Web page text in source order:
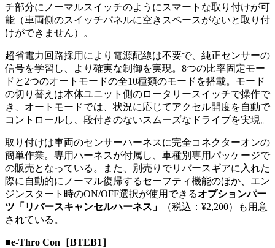
チ部分にノーマルスイッチのようにスマートな取り付けが可
能（車両側のスイッチパネルに空きスペースがないと取り付
けができません）。
超省電力回路採用により電源配線は不要で、純正センサーの
信号を学習し、より確実な制御を実現。8つの比率固定モー
ドと2つのオートモードの全10種類のモードを搭載。モード
の切り替えは本体ユニット側のロータリースイッチで操作で
き、オートモードでは、状況に応じてアクセル開度を自動で
コントロールし、段付きのないスムーズなドライブを実現。
取り付けは車両のセンサーハーネスに完全コネクターオンの
簡単作業。専用ハーネスが付属し、車種別専用パッケージで
の販売となっている。また、別売りでリバースギアに入れた
際に自動的にノーマル復帰するセーフティ機能のほか、エン
ジンスタート時のON/OFF選択が使用できるオプションパー
ツ「リバースキャンセルハーネス」
（税込：¥2,200）も用意
されている。
■e-Thro Con［BTEB1］